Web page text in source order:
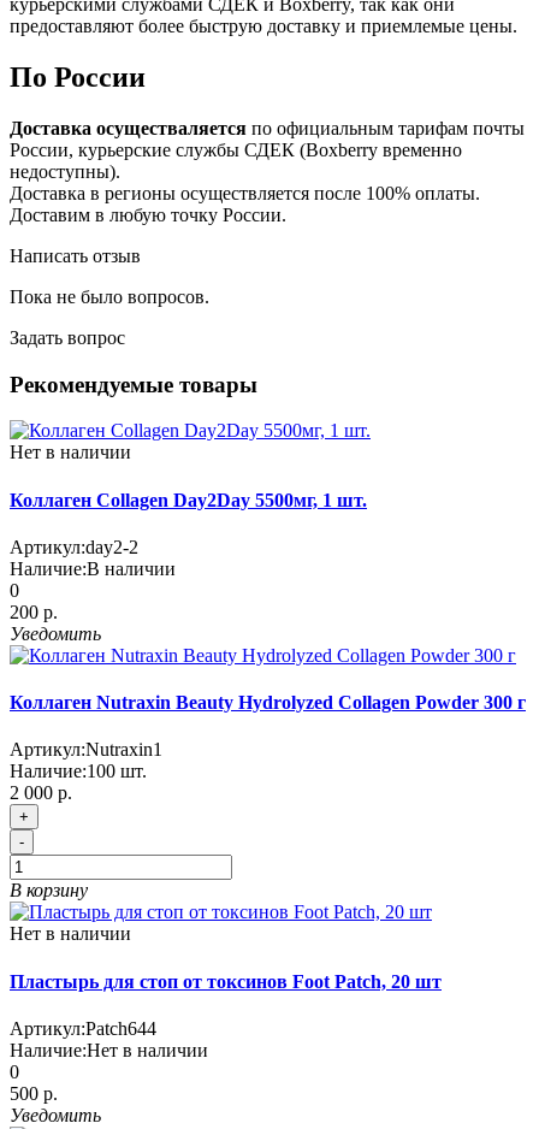
курьерскими службами СДЕК и Boxberry, так как они
предоставляют более быструю доставку и приемлемые цены.
По России
Доставка осуществаляется по официальным тарифам почты
России, курьерские службы СДЕК (Boxberry временно
недоступны).
Доставка в регионы осуществляется после 100% оплаты.
Доставим в любую точку России.
Написать отзыв
Пока не было вопросов.
Задать вопрос
Рекомендуемые товары
Нет в наличии
Коллаген Collagen Day2Day 5500мг, 1 шт.
Артикул:day2-2
Наличие:В наличии
0
200 р.
Уведомить
Коллаген Nutraxin Beauty Hydrolyzed Collagen Powder 300 г
Артикул:Nutraxin1
Наличие:100 шт.
2 000 р.
+
-
В корзину
Нет в наличии
Пластырь для стоп от токсинов Foot Patch, 20 шт
Артикул:Patch644
Наличие:Нет в наличии
0
500 р.
Уведомить